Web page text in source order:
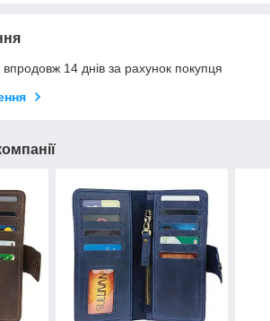
14 днів за рахунок покупця